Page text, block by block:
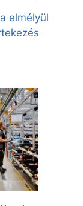
elmélyül